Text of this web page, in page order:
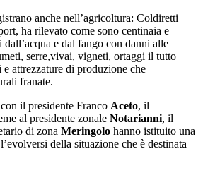
anche nell’agricoltura: Coldiretti
ha rilevato come sono centinaia e
e dal fango con danni alle
serre,vivai, vigneti, ortaggi il tutto
e attrezzature di produzione che
franate.
il presidente Franco Aceto, il
al presidente zonale Notarianni, il
di zona Meringolo hanno istituito una
della situazione che è destinata